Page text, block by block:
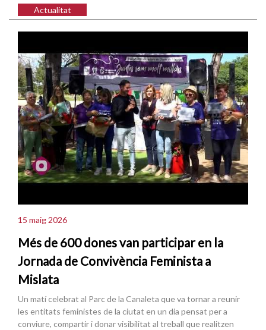
Actualitat
15 maig 2026
Més de 600 dones van participar en la
Jornada de Convivència Feminista a
Mislata
Un matí celebrat al Parc de la Canaleta que va tornar a reunir
les entitats feministes de la ciutat en un dia pensat per a
conviure, compartir i donar visibilitat al treball que realitzen